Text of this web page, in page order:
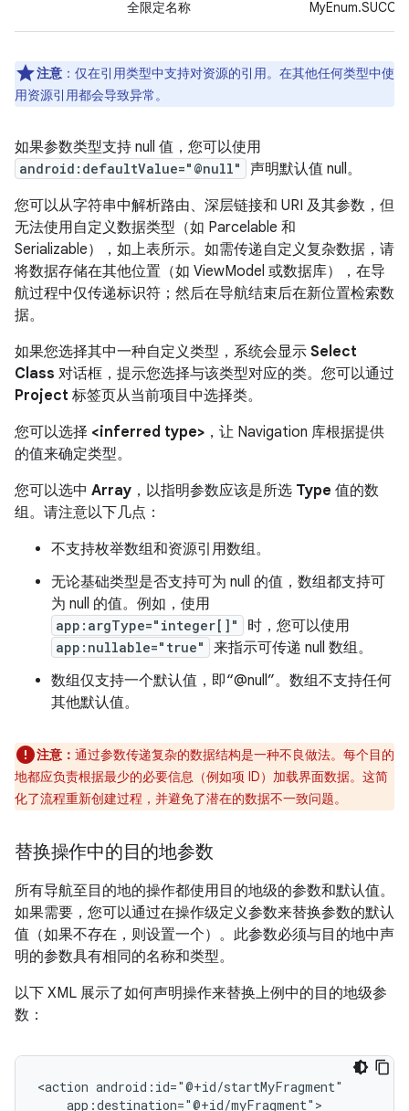
全限定名称
注意 ： 仅在引用类型中支持对资源的引用。 在其他任何类型中使
用资源引用都会导致异常。
如果参数类型支持 null 值，您可以使用
android:defaultValue="@null"
声明默认值 null。
您可以从字符串中解析路由、深层链接和 URI 及其参数，但
无法使用自定义数据类型（如 Parcelable 和
Serializable），如上表所示。如需传递自定义复杂数据，请
将数据存储在其他位置（如 ViewModel 或数据库），在导
航过程中仅传递标识符；然后在导航结束后在新位置检索数
据。
如果您选择其中一种自定义类型，系统会显示 Select
Class 对话框，提示您选择与该类型对应的类。您可以通过
Project 标签页从当前项目中选择类。
您可以选择 <inferred type> ，让 Navigation 库根据提供
的值来确定类型。
您可以选中 Array ，以指明参数应该是所选 Type 值的数
组。请注意以下几点：
不支持枚举数组和资源引用数组。
无论基础类型是否支持可为 null 的值，数组都支持可
为 null 的值。例如，使用
app:argType="integer[]" 时，您可以使用
app:nullable="true"
来指示可传递 null 数组。
数组仅支持一个默认值，即“@null”。数组不支持任何
其他默认值。
注意： 通过参数传递复杂的数据结构是一种不良做法。每个目的
地都应负责根据最少的必要信息（例如项 ID）加载界面数据。这简
化了流程重新创建过程，并避免了潜在的数据不一致问题。
替换操作中的目的地参数
所有导航至目的地的操作都使用目的地级的参数和默认值。
如果需要，您可以通过在操作级定义参数来替换参数的默认
值（如果不存在，则设置一个）。此参数必须与目的地中声
明的参数具有相同的名称和类型。
以下 XML 展示了如何声明操作来替换上例中的目的地级参
数：
<action